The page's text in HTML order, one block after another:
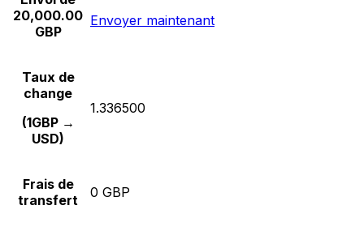
20,000.00
GBP
Envoyer maintenant
Taux de
change
(1GBP →
USD)
1.336500
Frais de
transfert
0 GBP